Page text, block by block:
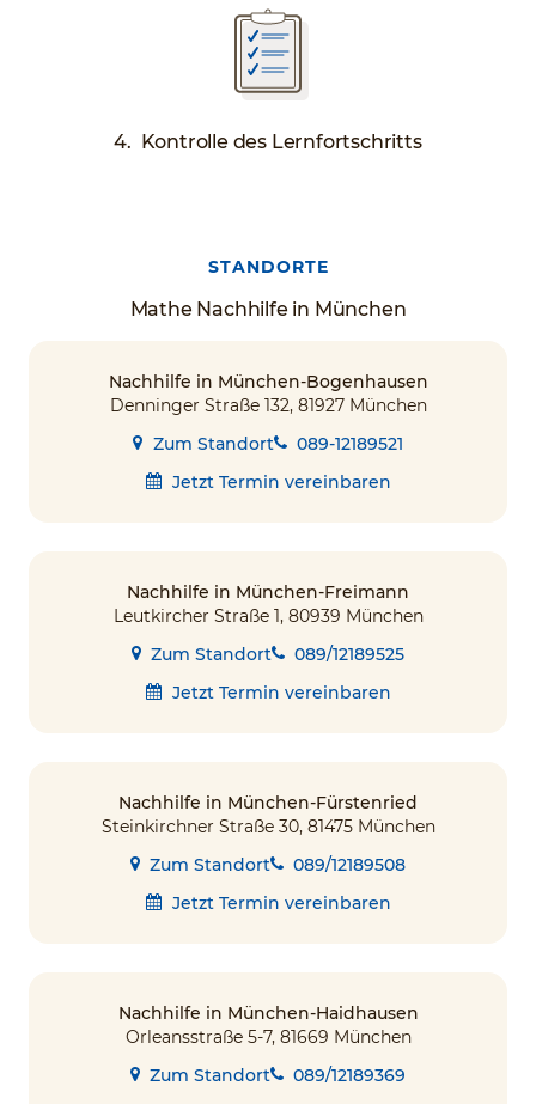
4. Kontrolle des Lernfortschritts
STANDORTE
Mathe Nachhilfe in München
Nachhilfe in München-Bogenhausen
Denninger Straße 132, 81927 München
Zum Standort
089-12189521
Jetzt Termin vereinbaren
Nachhilfe in München-Freimann
Leutkircher Straße 1, 80939 München
Zum Standort
089/12189525
Jetzt Termin vereinbaren
Nachhilfe in München-Fürstenried
Steinkirchner Straße 30, 81475 München
Zum Standort
089/12189508
Jetzt Termin vereinbaren
Nachhilfe in München-Haidhausen
Orleansstraße 5-7, 81669 München
Zum Standort
089/12189369